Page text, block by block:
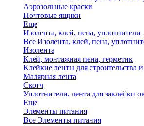
Аэрозольные краски
Почтовые ящики
Еще
Изолента, клей, пена, уплотнители
Все Изолента, клей, пена,
Изолента
Клей, монтажная пена, герметик
Клейкие ленты для строительства
Малярная лента
Скотч
Уплотнители, лента для заклейки
Еще
Элементы питания
Все Элементы питания